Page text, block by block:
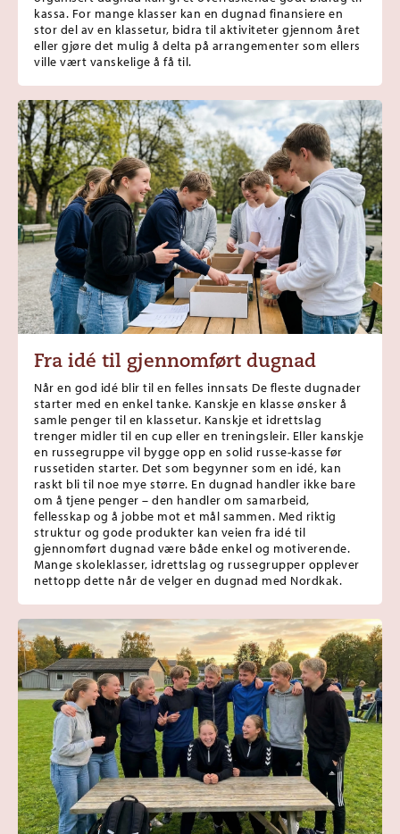
kassa. For mange klasser kan en dugnad finansiere en
stor del av en klassetur, bidra til aktiviteter gjennom året
eller gjøre det mulig å delta på arrangementer som ellers
ville vært vanskelige å få til.
Fra idé til gjennomført dugnad
Når en god idé blir til en felles innsats De fleste dugnader
starter med en enkel tanke. Kanskje en klasse ønsker å
samle penger til en klassetur. Kanskje et idrettslag
trenger midler til en cup eller en treningsleir. Eller kanskje
en russegruppe vil bygge opp en solid russe-kasse før
russetiden starter. Det som begynner som en idé, kan
raskt bli til noe mye større. En dugnad handler ikke bare
om å tjene penger – den handler om samarbeid,
fellesskap og å jobbe mot et mål sammen. Med riktig
struktur og gode produkter kan veien fra idé til
gjennomført dugnad være både enkel og motiverende.
Mange skoleklasser, idrettslag og russegrupper opplever
nettopp dette når de velger en dugnad med Nordkak.